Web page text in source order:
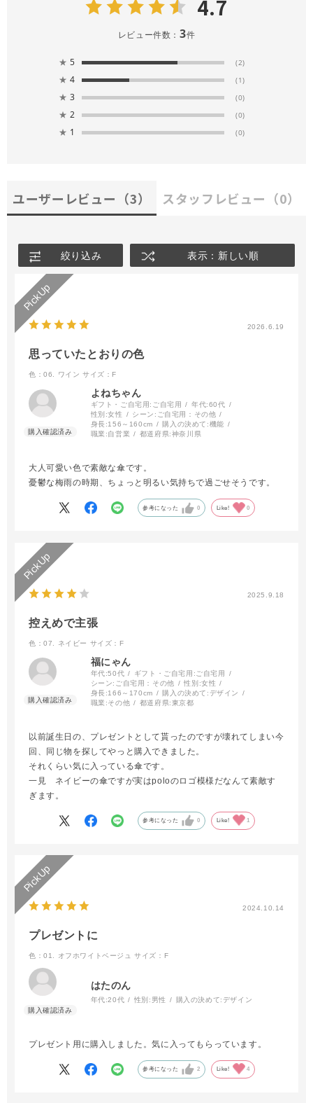
4.7
レビュー件数： 3件
★ 5 (2)
★ 4 (1)
★ 3 (0)
★ 2 (0)
★ 1 (0)
ユーザーレビュー （3） スタッフレビュー （0）
絞り込み 表示：新しい順
2026.6.19
思っていたとおりの色
色：06. ワイン サイズ：F
よねちゃん
ギフト・ご自宅用: ご自宅用 年代:60代
性別:女性 シーン: ご自宅用：その他
身長:156～160cm 購入の決めて:機能
職業:自営業 都道府県:神奈川県
大人可愛い色で素敵な傘です。
憂鬱な梅雨の時期、ちょっと明るい気持ちで過ごせそうです。
参考になった 0 Like! 0
2025.9.18
控えめで主張
色：07. ネイビー サイズ：F
福にゃん
年代:50代 ギフト・ご自宅用: ご自宅用
シーン: ご自宅用：その他 性別:女性
身長:166～170cm 購入の決めて: デザイン
職業:その他 都道府県:東京都
以前誕生日の、プレゼントとして貰ったのですが壊れてしまい今
回、同じ物を探してやっと購入できました。
それくらい気に入っている傘です。
一見 ネイビーの傘ですが実はpoloのロゴ模様だなんて素敵す
ぎます。
参考になった 0 Like! 1
2024.10.14
プレゼントに
色：01. オフホワイトベージュ サイズ：F
はたのん
年代:20代 性別: 男性 購入の決めて: デザイン
プレゼント用に購入しました。気に入ってもらっています。
参考になった 2 Like! 4